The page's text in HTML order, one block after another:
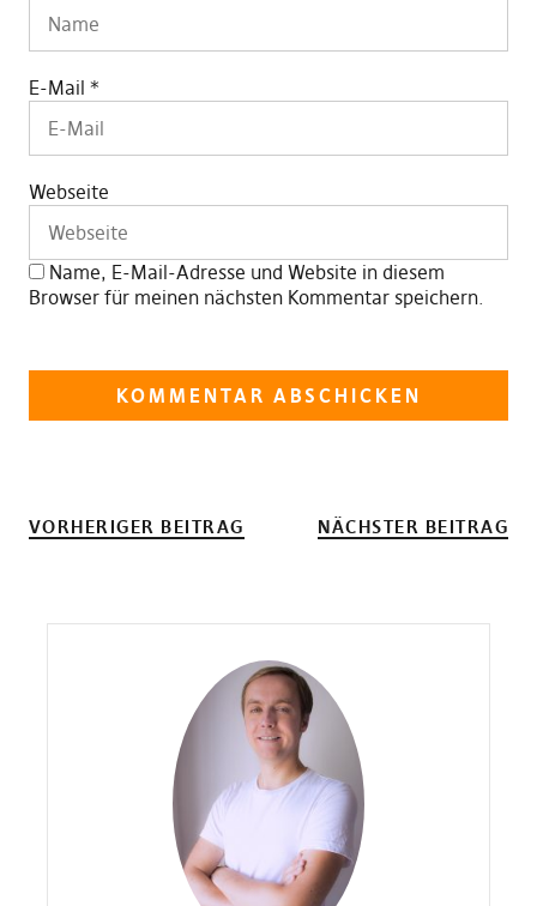
E-Mail *
Webseite
Name, E-Mail-Adresse und Website in diesem
Browser für meinen nächsten Kommentar speichern.
VORHERIGER BEITRAG NÄCHSTER BEITRAG